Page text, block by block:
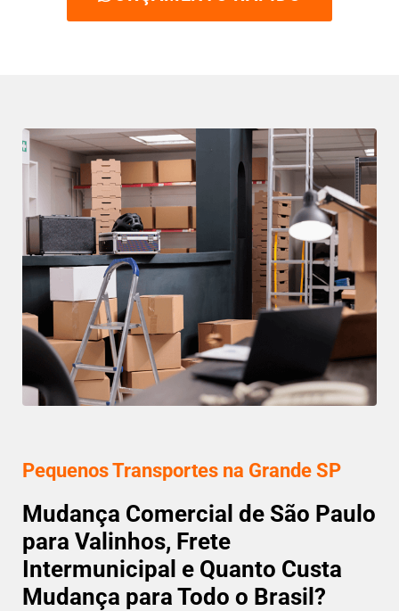
Pequenos Transportes na Grande SP
Mudança Comercial de São Paulo
para Valinhos, Frete
Intermunicipal e Quanto Custa
Mudança para Todo o Brasil?